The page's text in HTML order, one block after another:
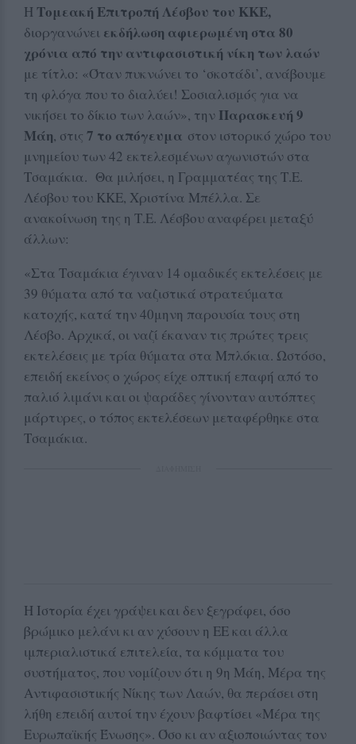
Η Τομεακή Επιτροπή Λέσβου του ΚΚΕ,
διοργανώνει εκδήλωση αφιερωμένη στα 80
χρόνια από την αντιφασιστική νίκη των λαών
με τίτλο: «Όταν πυκνώνει το ‘σκοτάδι’, ανάβουμε
τη φλόγα που το διαλύει! Σοσιαλισμός για να
νικήσει το δίκιο των λαών», την Παρασκευή 9
Μάη, στις 7 το απόγευμα στον ιστορικό χώρο του
μνημείου των 42 εκτελεσμένων αγωνιστών στα
Τσαμάκια. Θα μιλήσει, η Γραμματέας της Τ.Ε.
Λέσβου του ΚΚΕ, Χριστίνα Μπέλλα. Σε
ανακοίνωση της η Τ.Ε. Λέσβου αναφέρει μεταξύ
άλλων:
«Στα Τσαμάκια έγιναν 14 ομαδικές εκτελέσεις με
39 θύματα από τα ναζιστικά στρατεύματα
κατοχής, κατά την 40μηνη παρουσία τους στη
Λέσβο. Αρχικά, οι ναζί έκαναν τις πρώτες τρεις
εκτελέσεις με τρία θύματα στα Μπλόκια. Ωστόσο,
επειδή εκείνος ο χώρος είχε οπτική επαφή από το
παλιό λιμάνι και οι ψαράδες γίνονταν αυτόπτες
μάρτυρες, ο τόπος εκτελέσεων μεταφέρθηκε στα
Τσαμάκια.
Η Ιστορία έχει γράψει και δεν ξεγράφει, όσο
βρώμικο μελάνι κι αν χύσουν η ΕΕ και άλλα
ιμπεριαλιστικά επιτελεία, τα κόμματα του
συστήματος, που νομίζουν ότι η 9η Μάη, Μέρα της
Αντιφασιστικής Νίκης των Λαών, θα περάσει στη
λήθη επειδή αυτοί την έχουν βαφτίσει «Μέρα της
Ευρωπαϊκής Ένωσης». Όσο κι αν αξιοποιώντας τον